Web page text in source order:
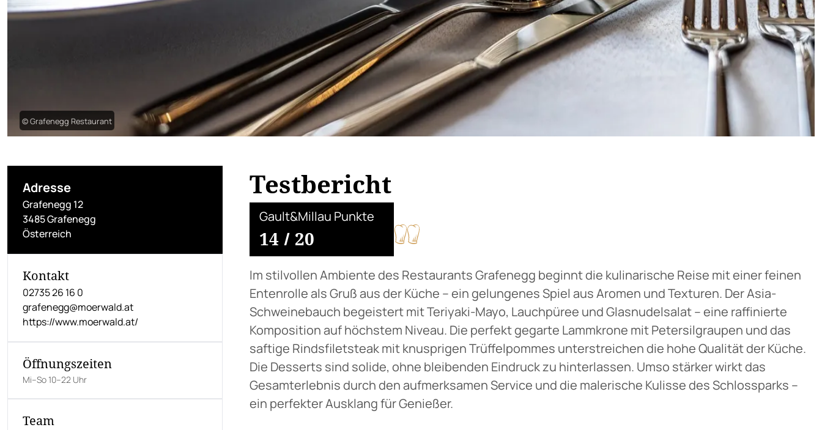
© Grafenegg Restaurant
Adresse
Grafenegg 12
3485 Grafenegg
Österreich
Kontakt
02735 26 16 0
grafenegg@moerwald.at
https://www.moerwald.at/
Öffnungszeiten
Mi–So 10–22 Uhr
Team
Testbericht
Gault&Millau Punkte
14 / 20
Im stilvollen Ambiente des Restaurants Grafenegg beginnt die kulinarische Reise mit einer feinen
Entenrolle als Gruß aus der Küche – ein gelungenes Spiel aus Aromen und Texturen. Der Asia-
Schweinebauch begeistert mit Teriyaki-Mayo, Lauchpüree und Glasnudelsalat – eine raffinierte
Komposition auf höchstem Niveau. Die perfekt gegarte Lammkrone mit Petersilgraupen und das
saftige Rindsfiletsteak mit knusprigen Trüffelpommes unterstreichen die hohe Qualität der Küche.
Die Desserts sind solide, ohne bleibenden Eindruck zu hinterlassen. Umso stärker wirkt das
Gesamterlebnis durch den aufmerksamen Service und die malerische Kulisse des Schlossparks –
ein perfekter Ausklang für Genießer.